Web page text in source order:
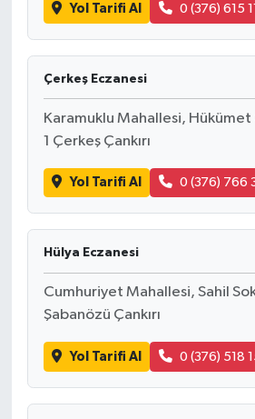
Yol Tarifi Al 0 (376) 615
Çerkeş Eczanesi
Karamuklu Mahallesi,
1 Çerkeş Çankırı
Yol Tarifi Al 0 (376) 766
Hülya Eczanesi
Cumhuriyet Mahallesi, Sahil
Şabanözü Çankırı
Yol Tarifi Al 0 (376) 518